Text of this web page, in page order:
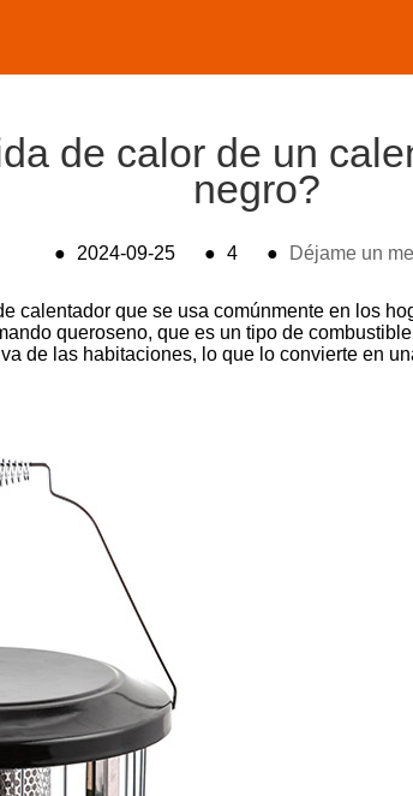
de calor de un
negro?
● 2024-09-25 ● 4 ● Déjame un
calentador que se usa comúnmente en los
queroseno, que es un tipo de
de las habitaciones, lo que lo convierte en